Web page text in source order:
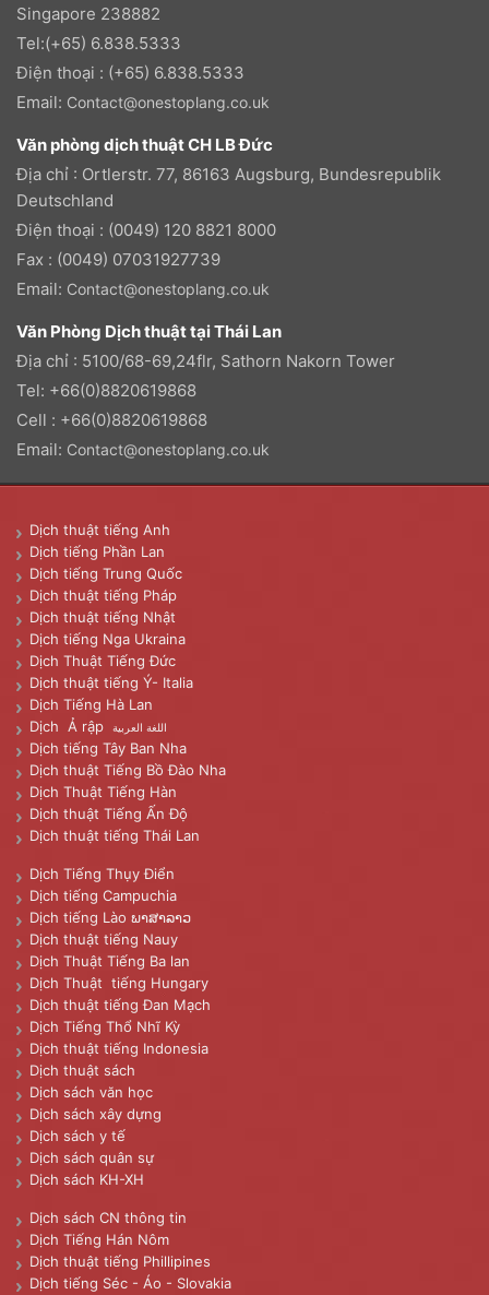
Singapore 238882
Tel:(+65) 6.838.5333
Điện thoại : (+65) 6.838.5333
Email: Contact@onestoplang.co.uk
Văn phòng dịch thuật CH LB Đức
Địa chỉ : Ortlerstr. 77, 86163 Augsburg, Bundesrepublik
Deutschland
Điện thoại : (0049) 120 8821 8000
Fax : (0049) 07031927739
Email: Contact@onestoplang.co.uk
Văn Phòng Dịch thuật tại Thái Lan
Địa chỉ : 5100/68-69,24flr, Sathorn Nakorn Tower
Tel: +66(0)8820619868
Cell : +66(0)8820619868
Email: Contact@onestoplang.co.uk
Dịch thuật tiếng Anh
Dịch tiếng Phần Lan
Dịch tiếng Trung Quốc
Dịch thuật tiếng Pháp
Dịch thuật tiếng Nhật
Dịch tiếng Nga Ukraina
Dịch Thuật Tiếng Đức
Dịch thuật tiếng Ý- Italia
Dịch Tiếng Hà Lan
Dịch Ả rập
اللغة العربية
Dịch tiếng Tây Ban Nha
Dịch thuật Tiếng Bồ Đào Nha
Dịch Thuật Tiếng Hàn
Dịch thuật Tiếng Ấn Độ
Dịch thuật tiếng Thái Lan
Dịch Tiếng Thụy Điển
Dịch tiếng Campuchia
Dịch tiếng Lào ພາສາລາວ
Dịch thuật tiếng Nauy
Dịch Thuật Tiếng Ba lan
Dịch Thuật tiếng Hungary
Dịch thuật tiếng Đan Mạch
Dịch Tiếng Thổ Nhĩ Kỳ
Dịch thuật tiếng Indonesia
Dịch thuật sách
Dịch sách văn học
Dịch sách xây dựng
Dịch sách y tế
Dịch sách quân sự
Dịch sách KH-XH
Dịch sách CN thông tin
Dịch Tiếng Hán Nôm
Dịch thuật tiếng Phillipines
Dịch tiếng Séc - Áo - Slovakia